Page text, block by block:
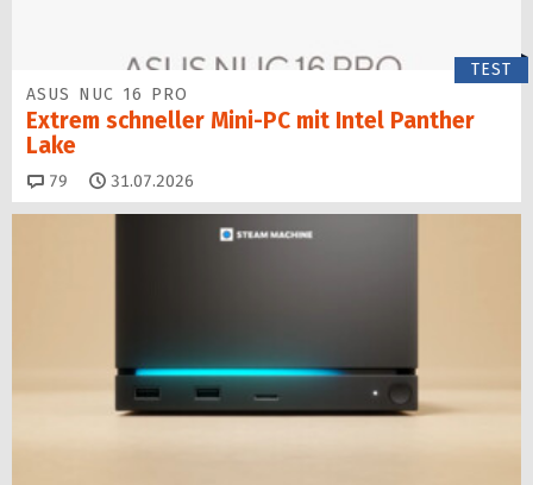
TEST
ASUS NUC 16 PRO
Extrem schneller Mini-PC mit Intel Panther
Lake
79 Kommentare
31.07.2026